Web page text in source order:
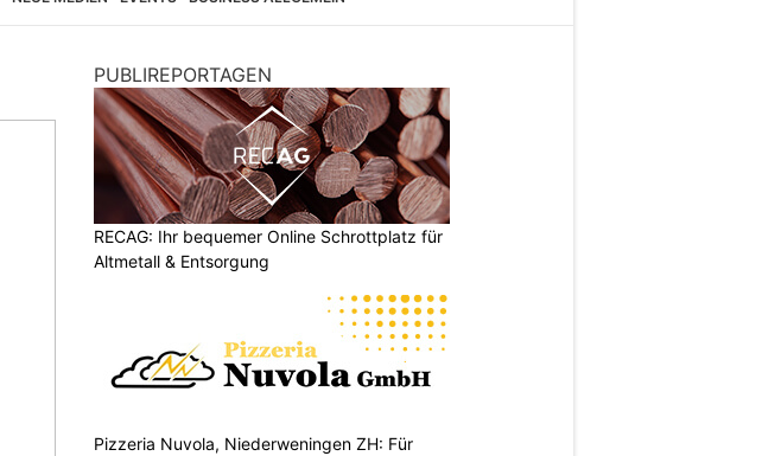
PUBLIREPORTAGEN
RECAG: Ihr bequemer Online Schrottplatz für
Altmetall & Entsorgung
Pizzeria Nuvola, Niederweningen ZH: Für